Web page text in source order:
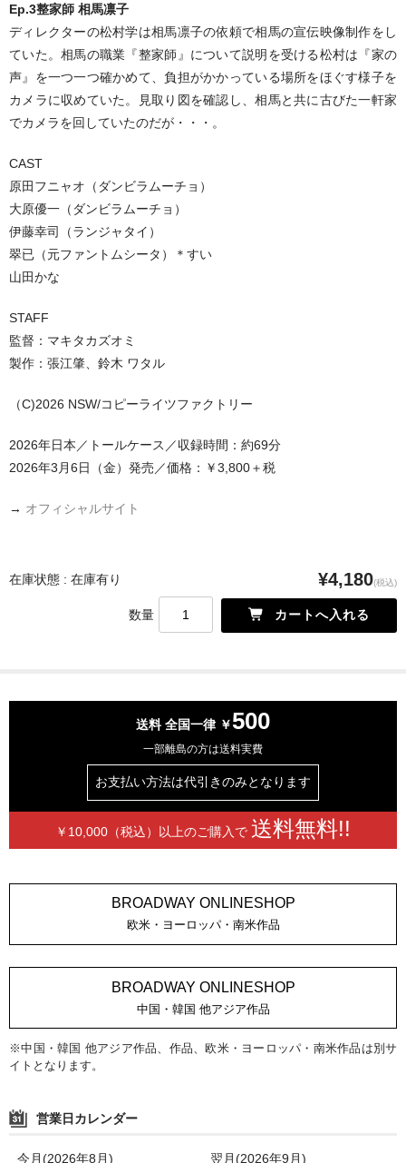
Ep.3整家師 相馬凛子
ディレクターの松村学は相馬凛子の依頼で相馬の宣伝映像制作をし
ていた。相馬の職業『整家師』について説明を受ける松村は『家の
声』を一つ一つ確かめて、負担がかかっている場所をほぐす様子を
カメラに収めていた。見取り図を確認し、相馬と共に古びた一軒家
でカメラを回していたのだが・・・。
CAST
原田フニャオ（ダンビラムーチョ）
大原優一（ダンビラムーチョ）
伊藤幸司（ランジャタイ）
翠已（元ファントムシータ）＊すい
山田かな
STAFF
監督：マキタカズオミ
製作：張江肇、鈴木 ワタル
（C)2026 NSW/コピーライツファクトリー
2026年日本／トールケース／収録時間：約69分
2026年3月6日（金）発売／価格：￥3,800＋税
→ オフィシャルサイト
在庫状態 : 在庫有り ¥4,180(税込)
数量
送料 全国一律 ￥500
一部離島の方は送料実費
お支払い方法は代引きのみとなります
￥10,000（税込）以上のご購入で 送料無料!!
BROADWAY ONLINESHOP
欧米・ヨーロッパ・南米作品
BROADWAY ONLINESHOP
中国・韓国 他アジア作品
※中国・韓国 他アジア作品、作品、欧米・ヨーロッパ・南米作品は別サ
イトとなります。
営業日カレンダー
今月(2026年8月) 翌月(2026年9月)